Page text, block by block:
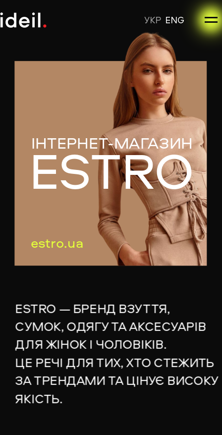
УКР ENG
estro.ua
ESTRO — БРЕНД ВЗУТТЯ,
СУМОК, ОДЯГУ ТА АКСЕСУАРІВ
ДЛЯ ЖІНОК І ЧОЛОВІКІВ.
ЦЕ РЕЧІ ДЛЯ ТИХ, ХТО СТЕЖИТЬ
ЗА ТРЕНДАМИ ТА ЦІНУЄ ВИСОКУ
ЯКІСТЬ.
ІНТЕРНЕТ-МАГАЗИН
ESTRO